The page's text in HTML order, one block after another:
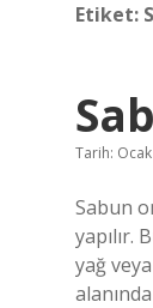
Etiket:
Tarih:
Sabun
yapılır.
yağ